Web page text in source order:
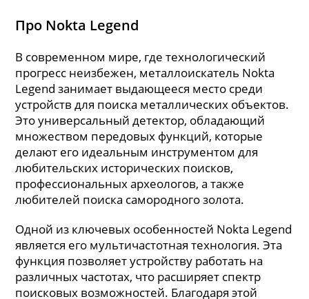
Про Nokta Legend
В современном мире, где технологический
прогресс неизбежен, металлоискатель Nokta
Legend занимает выдающееся место среди
устройств для поиска металлических объектов.
Это универсальный детектор, обладающий
множеством передовых функций, которые
делают его идеальным инструментом для
любительских исторических поисков,
профессиональных археологов, а также
любителей поиска самородного золота.
Одной из ключевых особенностей Nokta Legend
является его мультичастотная технология. Эта
функция позволяет устройству работать на
различных частотах, что расширяет спектр
поисковых возможностей. Благодаря этой